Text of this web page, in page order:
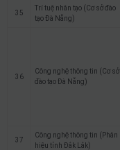
35
Trí tuệ nhân tạo (Cơ sở đào
tạo Đà Nẵng)
36
Công nghệ thông tin (Cơ sở
đào tạo Đà Nẵng)
37
Công nghệ thông tin (Phân
hiệu tỉnh Đắk Lắk)